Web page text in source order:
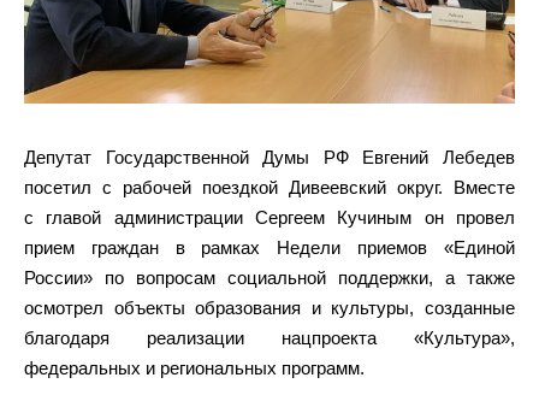
Депутат Государственной Думы РФ Евгений Лебедев
посетил с рабочей поездкой Дивеевский округ. Вместе
с главой администрации Сергеем Кучиным он провел
прием граждан в рамках Недели приемов «Единой
России» по вопросам социальной поддержки, а также
осмотрел объекты образования и культуры, созданные
благодаря реализации нацпроекта «Культура»,
федеральных и региональных программ.